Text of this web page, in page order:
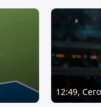
12:49,